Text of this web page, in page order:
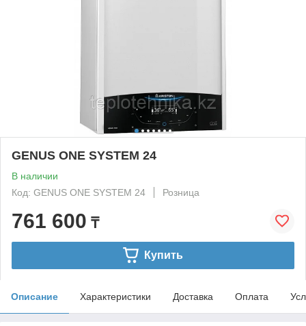
GENUS ONE SYSTEM 24
В наличии
Код: GENUS ONE SYSTEM 24
Розница
761 600 ₸
Купить
Описание Характеристики Доставка Оплата